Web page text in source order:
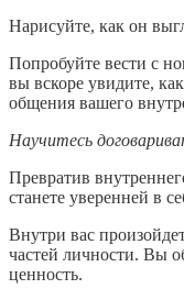
Нарисуйте, как он
Попробуйте вести с
вы вскоре увидите,
общения вашего
Научитесь
Превратив
станете уверенней в
Внутри вас
частей личности. Вы
ценность.